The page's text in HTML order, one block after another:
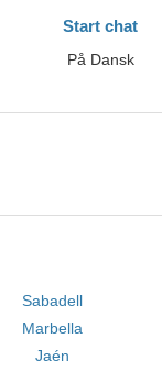
Start chat
På Dansk
Sabadell
Marbella
Jaén